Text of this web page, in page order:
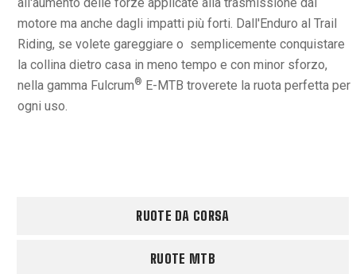
motore ma anche dagli impatti più forti. Dall'Enduro al Trail
Riding, se volete gareggiare o semplicemente conquistare
la collina dietro casa in meno tempo e con minor sforzo,
nella gamma Fulcrum® E-MTB troverete la ruota perfetta per
ogni uso.
RUOTE DA CORSA
RUOTE MTB